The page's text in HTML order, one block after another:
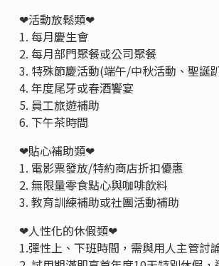
❤活動放鬆類❤
1. 每月慶生會
2. 每月部門聚餐或公司聚餐
3. 特殊節慶活動(端午/中秋活動、聖誕
4. 年度尾牙或春酒饗宴
5. 員工旅遊補助
6. 下午茶時間
❤貼心補助類❤
1. 電影票發放/特約商店折扣優惠
2. 無限量零食點心與咖啡飲料
3. 教育訓練補助或社團活動補助
❤人性化的休假類❤
1.彈性上、下班時間，需與用人主管討